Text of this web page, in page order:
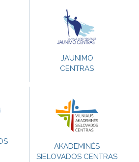
JAUNIMO
CENTRAS
AKADEMINĖS
SIELOVADOS CENTRAS